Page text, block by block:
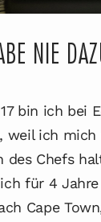
NIE
bin ich bei
weil ich
des Chefs
für 4
Cape